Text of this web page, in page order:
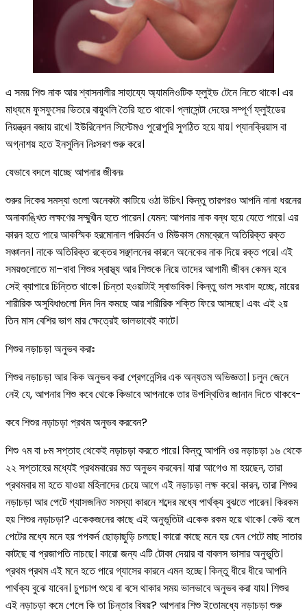
এ সময় শিশু নাক আর শ্বাসনালীর সাহায্যে অ্যামনিওটিক ফ্লুইড টেনে নিতে থাকে। এর
মাধ্যমে ফুসফুসের ভিতরে বায়ুথলি তৈরি হতে থাকে। প্লাসেন্টা দেহের সম্পূর্ণ ফ্লুইডের
নিয়ন্ত্রন বজায় রাখে। ইউরিনেশন সিস্টেমও পুরোপুরি সুগঠিত হয়ে যায়। প্যানক্রিয়াস বা
অগ্নাশয় হতে ইনসুলিন নিঃসরণ শুরু করে।
যেভাবে বদলে যাচ্ছে আপনার জীবনঃ
শুরুর দিকের সমস্যা গুলো অনেকটা কাটিয়ে ওঠা উচিৎ। কিন্তু তারপরও আপনি নানা ধরনের
অনাকাঙ্খিত লক্ষণের সম্মুখীন হতে পারেন। যেমন: আপনার নাক বন্ধ হয়ে যেতে পারে। এর
কারন হতে পারে আকস্মিক হরমোনাল পরিবর্তন ও মিউকাস মেমব্রেনে অতিরিক্ত রক্ত
সঞ্চালন। নাকে অতিরিক্ত রক্তের সঞ্ছালনের কারনে অনেকের নাক দিয়ে রক্ত পরে। এই
সময়গুলোতে মা–বাবা শিশুর স্বাস্থ্য আর শিশুকে নিয়ে তাদের আগামী জীবন কেমন হবে
সেই ব্যাপারে চিন্তিত থাকে। চিন্তা হওয়াটাই স্বাভাবিক। কিন্তু ভাল সংবাদ হচ্ছে, মায়ের
শারীরিক অসুবিধাগুলো দিন দিন কমছে আর শারীরিক শক্তি ফিরে আসছে। এবং এই ২য়
তিন মাস বেশির ভাগ মার ক্ষেত্রেই ভালভাবেই কাটে।
শিশুর নড়াচড়া অনুভব করাঃ
শিশুর নড়াচড়া আর কিক অনুভব করা প্রেগনেন্সির এক অন্যতম অভিজ্ঞতা। চলুন জেনে
নেই যে, আপনার শিশু কবে থেকে কিভাবে আপনাকে তার উপস্থিতির জানান দিতে থাকবে-
কবে শিশুর নড়াচড়া প্রথম অনুভব করবেন?
শিশু ৭ম বা ৮ম সপ্তাহ থেকেই নড়াচড়া করতে পারে। কিন্তু আপনি ওর নড়াচড়া ১৬ থেকে
২২ সপ্তাহের মধ্যেই প্রথমবারের মত অনুভব করবেন। যারা আগেও মা হয়ছেন, তারা
প্রথমবার মা হতে যাওয়া মহিলাদের চেয়ে আগে এই নড়াচড়া লক্ষ করে। কারন, তারা শিশুর
নড়াচড়া আর পেটে গ্যাসজনিত সমস্যা কারনে শব্দের মধ্যে পার্থক্য বুঝতে পারেন। কিরকম
হয় শিশুর নড়াচড়া? একেকজনের কাছে এই অনুভূতিটা একেক রকম হয়ে থাকে। কেউ বলে
পেটের মধ্যে মনে হয় পপকর্ন ছোড়াছুড়ি চলছে। কারো কাছে মনে হয় যেন পেটে মাছ সাতার
কাটছে বা প্রজাপতি নাচছে। কারো জন্য এটি টোকা দেয়ার বা বাবলস ভাসার অনুভুতি।
প্রথম প্রথম এই মনে হতে পারে গ্যাসের কারনে এমন হচ্ছে। কিন্তু ধীরে ধীরে আপনি
পার্থক্য বুঝে যাবেন। চুপচাপ শুয়ে বা বসে থাকার সময় ভালভাবে অনুভব করা যায়। শিশুর
এই নড়াচড়া কমে গেলে কি তা চিন্তার বিষয়? আপনার শিশু ইতোমধ্যে নড়াচড়া শুরু